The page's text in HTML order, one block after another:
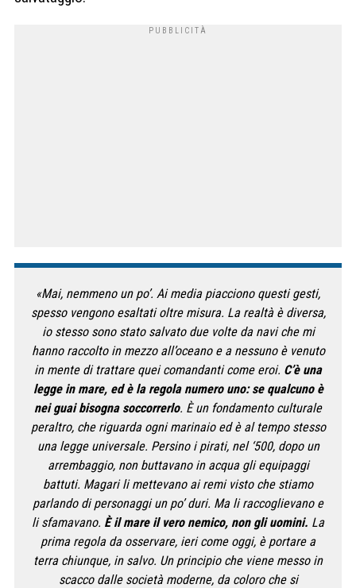
«Mai, nemmeno un po’. Ai media piacciono questi gesti,
spesso vengono esaltati oltre misura. La realtà è diversa,
io stesso sono stato salvato due volte da navi che mi
hanno raccolto in mezzo all’oceano e a nessuno è venuto
in mente di trattare quei comandanti come eroi. C’è una
legge in mare, ed è la regola numero uno: se qualcuno è
nei guai bisogna soccorrerlo. È un fondamento culturale
peraltro, che riguarda ogni marinaio ed è al tempo stesso
una legge universale. Persino i pirati, nel ‘500, dopo un
arrembaggio, non buttavano in acqua gli equipaggi
battuti. Magari li mettevano ai remi visto che stiamo
parlando di personaggi un po’ duri. Ma li raccoglievano e
li sfamavano. È il mare il vero nemico, non gli uomini. La
prima regola da osservare, ieri come oggi, è portare a
terra chiunque, in salvo. Un principio che viene messo in
scacco dalle società moderne, da coloro che si